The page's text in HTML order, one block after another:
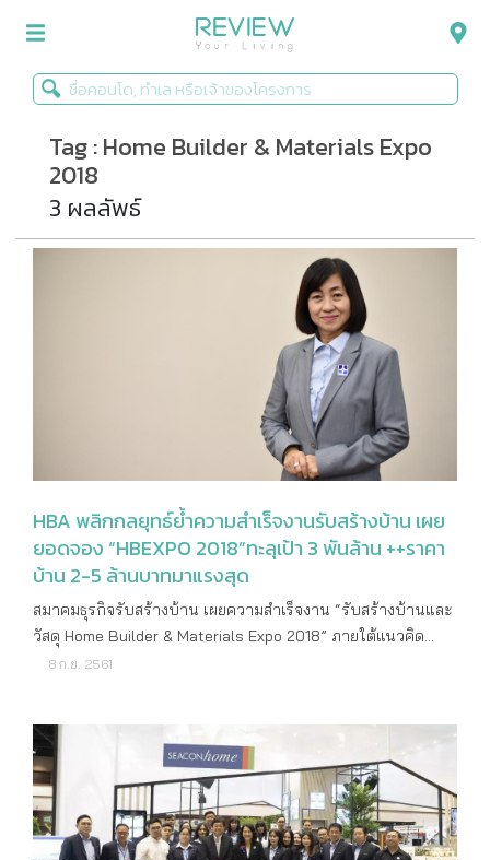
รีวิวคอนโด
รีวิวบ้าน
รีวิวทาวน์โฮม
Tag : Home Builder & Materials Expo
2018
3 ผลลัพธ์
HBA พลิกกลยุทธ์ย้ำความสำเร็จงานรับสร้างบ้าน เผย
ยอดจอง “HBEXPO 2018”ทะลุเป้า 3 พันล้าน ++ราคา
บ้าน 2-5 ล้านบาทมาแรงสุด
สมาคมธุรกิจรับสร้างบ้าน เผยความสำเร็จงาน “รับสร้างบ้านและ
วัสดุ Home Builder & Materials Expo 2018” ภายใต้แนวคิด
”สร้างบ้านที่ชอบ ในราคาที่ใช่” 4 วัน กวาดยอดขายทะลุกว่า
นายกสมาคมธุรกิจรับสร้างบ้าน (Home Builder Association
:HBA) เปิดเผยถึงความสำเร็จของการจัดงาน “Home Builder &
Materials Expo 2018” จัดขึ้นระหว่างวันที่ 16-19 สิงหาคมที่ผ่าน
มา ภายใต้แนวคิด “สร้างบ้านที่ชอบ ในราคาที่ใช่” ซึ่งตลอด 4 วัน
ของการจัดงาน มียอดจองสร้างบ้านภายในงานกว่า 3,000 ล้าน
8 ก.ย. 2561